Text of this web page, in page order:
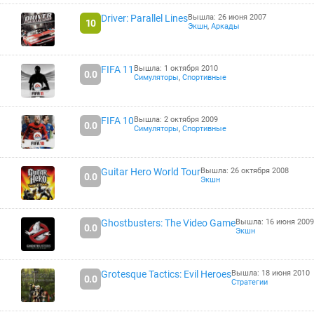
10 Driver: Parallel LinesВышла: 26 июня 2007
Экшн, Аркады
0.0 FIFA 11 Вышла: 1 октября 2010
Симуляторы, Спортивные
0.0 FIFA 10Вышла: 2 октября 2009
Симуляторы, Спортивные
0.0 Guitar Hero World TourВышла: 26 октября 2008
Экшн
0.0 Ghostbusters: The Video GameВышла: 16 июня 2009
Экшн
0.0 Grotesque Tactics: Evil HeroesВышла: 18 июня 2010
Стратегии